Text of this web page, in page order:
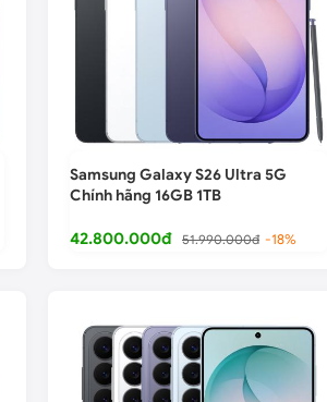
Samsung Galaxy S26 Ultra 5G
Chính hãng 16GB 1TB
42.800.000đ 51.990.000đ -18%